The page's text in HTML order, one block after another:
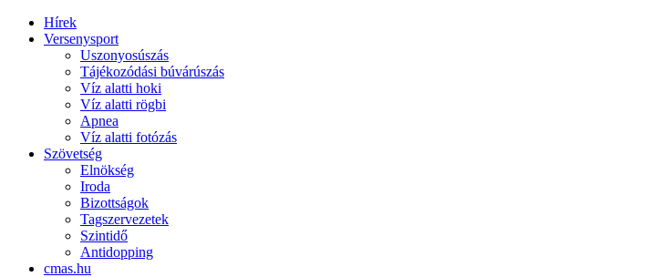
Hírek
Versenysport
Uszonyosúszás
Tájékozódási búvárúszás
Víz alatti hoki
Víz alatti rögbi
Apnea
Víz alatti fotózás
Szövetség
Elnökség
Iroda
Bizottságok
Tagszervezetek
Szintidő
Antidopping
cmas.hu